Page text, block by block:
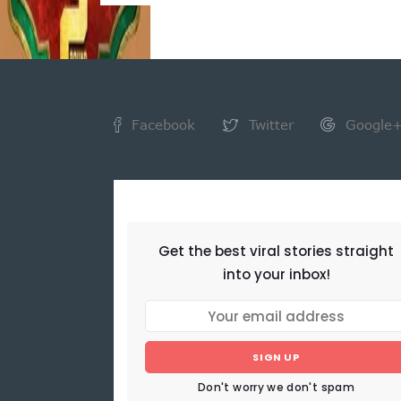
Facebook Twitter Google+
Get the best viral stories straight
into your inbox!
SIGN UP
Don't worry we don't spam